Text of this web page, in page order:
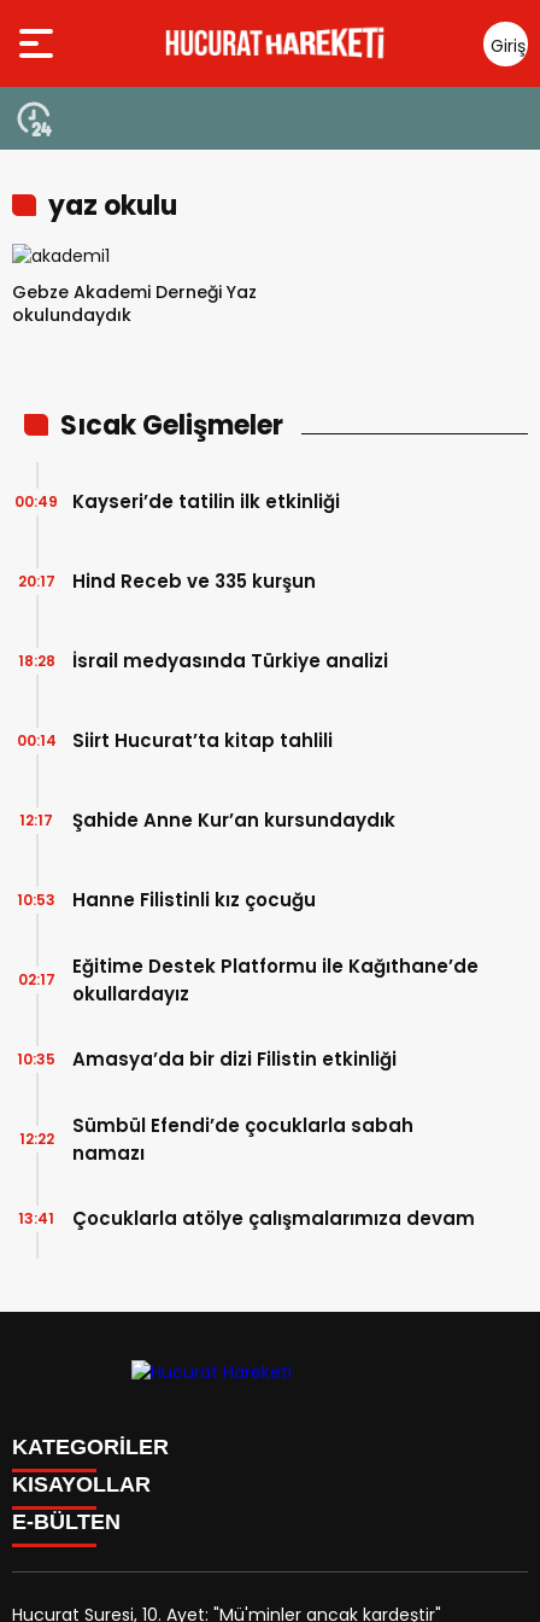
Giriş
Yap
yaz okulu
Gebze Akademi Derneği Yaz
okulundaydık
Sıcak Gelişmeler
Kayseri’de tatilin ilk etkinliği
00:49
Hind Receb ve 335 kurşun
20:17
İsrail medyasında Türkiye analizi
18:28
Siirt Hucurat’ta kitap tahlili
00:14
Şahide Anne Kur’an kursundaydık
12:17
Hanne Filistinli kız çocuğu
10:53
Eğitime Destek Platformu ile Kağıthane’de
okullardayız
02:17
Amasya’da bir dizi Filistin etkinliği
10:35
Sümbül Efendi’de çocuklarla sabah
namazı
12:22
Çocuklarla atölye çalışmalarımıza devam
13:41
KATEGORİLER
Anasayfa
Kudüs Çocuk Atölyesi
Röportaj
KISAYOLLAR
HAKKIMIZDA
İLETİŞİM
E-BÜLTEN
Hucurat Suresi, 10. Ayet: "Mü'minler ancak kardeştir"